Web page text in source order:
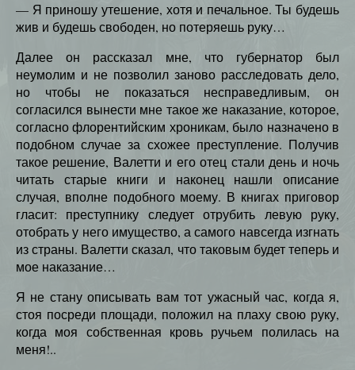
— Я приношу утешение, хотя и печальное. Ты будешь
жив и будешь свободен, но потеряешь руку…
Далее он рассказал мне, что губернатор был
неумолим и не позволил заново расследовать дело,
но чтобы не показаться несправедливым, он
согласился вынести мне такое же наказание, которое,
согласно флорентийским хроникам, было назначено в
подобном случае за схожее преступление. Получив
такое решение, Валетти и его отец стали день и ночь
читать старые книги и наконец нашли описание
случая, вполне подобного моему. В книгах приговор
гласит: преступнику следует отрубить левую руку,
отобрать у него имущество, а самого навсегда изгнать
из страны. Валетти сказал, что таковым будет теперь и
мое наказание…
Я не стану описывать вам тот ужасный час, когда я,
стоя посреди площади, положил на плаху свою руку,
когда моя собственная кровь ручьем полилась на
меня!..